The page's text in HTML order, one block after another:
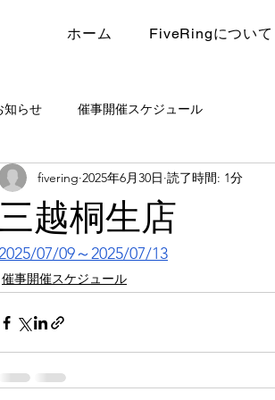
ホーム FiveRingについて
知らせ 催事開催スケジュール
三越桐生店
fivering 2025年6月30日 読了時間: 1分
07/09～2025/07/13
催事開催スケジュール